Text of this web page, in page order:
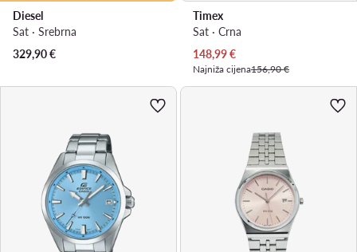
Diesel
Sat · Srebrna
329,90€
Timex
Sat · Crna
Trenutna cijena
148,99€
Najniža cijena156,90 €